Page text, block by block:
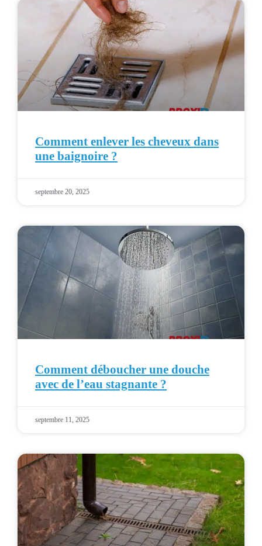
Comment enlever les cheveux dans
une baignoire ?
septembre 20, 2025
Comment déboucher une douche
avec de l’eau stagnante ?
septembre 11, 2025